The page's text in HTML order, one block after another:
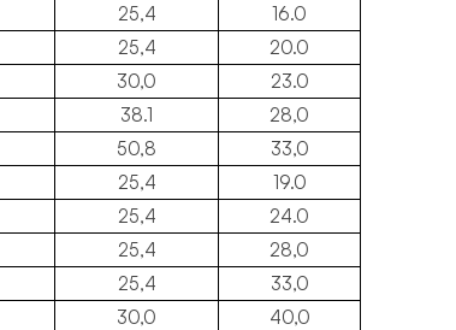
25,4
16.0
25,4
20.0
30,0
23.0
38.1
28,0
50,8
33,0
25,4
19.0
25,4
24.0
25,4
28,0
25,4
33,0
30,0
40,0